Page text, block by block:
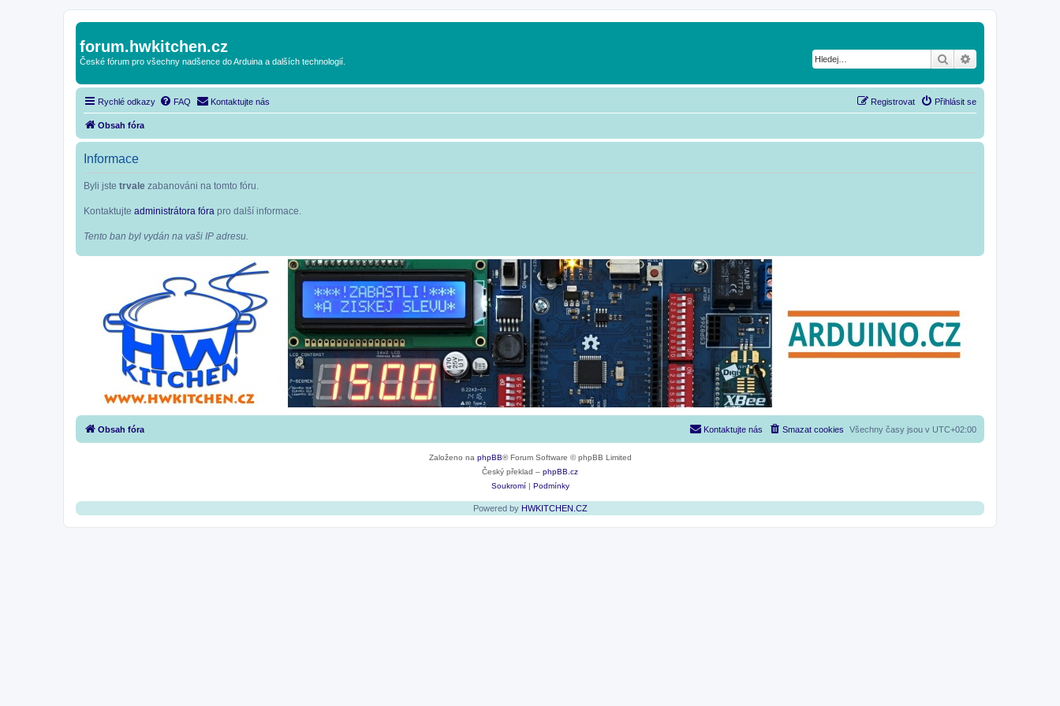
forum.hwkitchen.cz
České fórum pro všechny nadšence do Arduina a dalších technologií. Hledat
Rychlé odkazy FAQ Kontaktujte nás Přihlásit se
Registrovat
Obsah fóra
Informace
Byli jste trvale zabanováni na tomto fóru.
Kontaktujte administrátora fóra pro další informace.
Tento ban byl vydán na vaši IP adresu.
Obsah fóra Všechny časy jsou v UTC+02:00
Smazat cookies
Kontaktujte nás
Založeno na phpBB® Forum Software © phpBB Limited
Český překlad – phpBB.cz
Soukromí| Podmínky
Powered by HWKITCHEN.CZ